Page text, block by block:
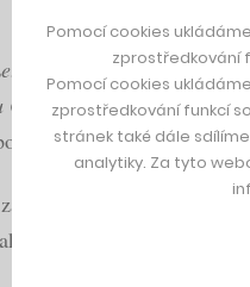
a já díky
a začal jsem se
David Eiselt
si hosting a
a web se mezi
Pomocí cookies
zprostředkování
Pomocí cookies
zprostředkování funkcí
stránek také dále
analytiky. Za tyto